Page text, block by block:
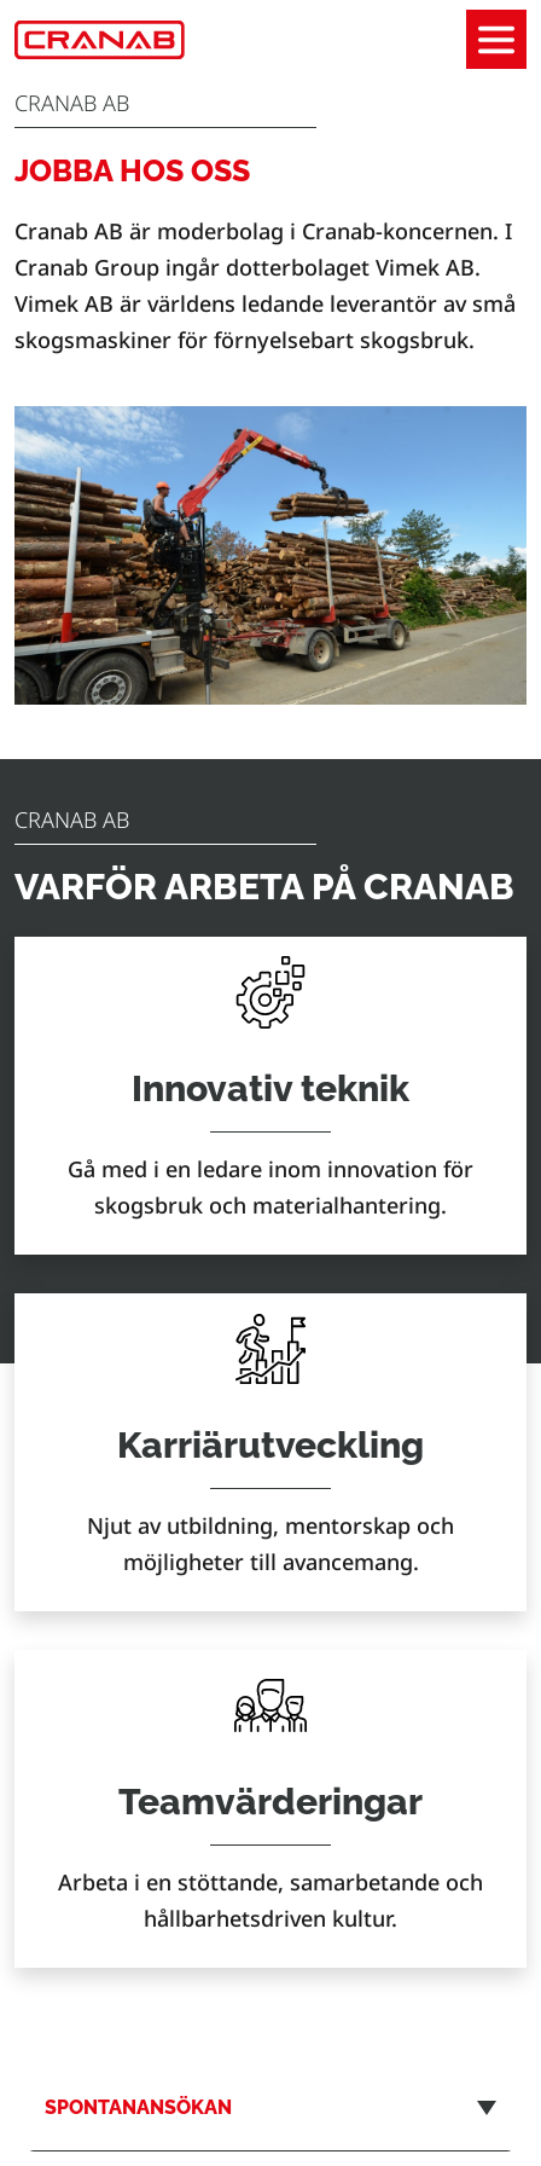
CRANAB AB
JOBBA HOS OSS
Cranab AB är moderbolag i Cranab-koncernen. I
Cranab Group ingår dotterbolaget Vimek AB.
Vimek AB är världens ledande leverantör av små
skogsmaskiner för förnyelsebart skogsbruk.
CRANAB AB
VARFÖR ARBETA PÅ CRANAB
Innovativ teknik
Gå med i en ledare inom innovation för
skogsbruk och materialhantering.
Karriärutveckling
Njut av utbildning, mentorskap och
möjligheter till avancemang.
Teamvärderingar
Arbeta i en stöttande, samarbetande och
hållbarhetsdriven kultur.
SPONTANANSÖKAN